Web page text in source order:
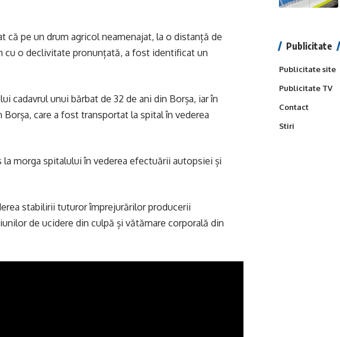
pe un drum agricol neamenajat, la o distanță de
cu o declivitate pronunțată, a fost identificat un
cadavrul unui bărbat de 32 de ani din Borșa, iar în
care a fost transportat la spital în vederea
morga spitalului în vederea efectuării autopsiei și
stabilirii tuturor împrejurărilor producerii
de ucidere din culpă și vătămare corporală din
Publicitate
Publicitate site
Publicitate TV
Contact
Stiri